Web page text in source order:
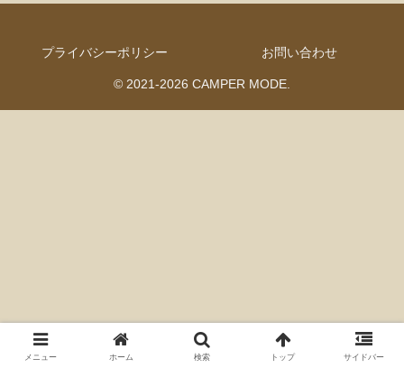
プライバシーポリシー お問い合わせ
© 2021-2026 CAMPER MODE.
メニュー ホーム 検索 トップ サイドバー